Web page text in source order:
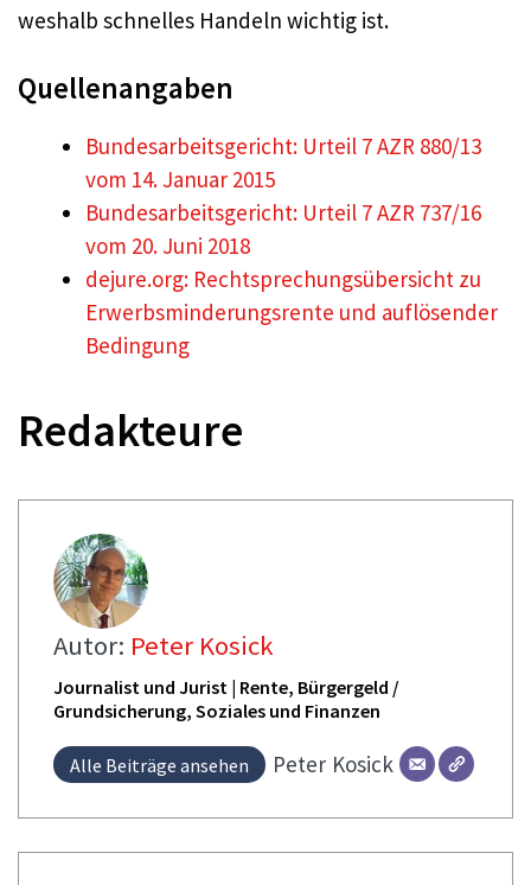
weshalb schnelles Handeln wichtig ist.
Quellenangaben
Bundesarbeitsgericht: Urteil 7 AZR 880/13
vom 14. Januar 2015
Bundesarbeitsgericht: Urteil 7 AZR 737/16
vom 20. Juni 2018
dejure.org: Rechtsprechungsübersicht zu
Erwerbsminderungsrente und auflösender
Bedingung
Redakteure
Autor: Peter Kosick
Journalist und Jurist | Rente, Bürgergeld /
Grundsicherung, Soziales und Finanzen
Alle Beiträge ansehen Peter Kosick